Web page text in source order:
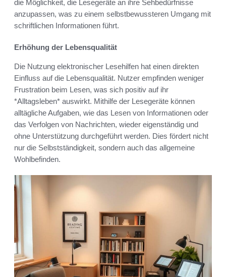
die Möglichkeit, die Lesegeräte an ihre Sehbedürfnisse
anzupassen, was zu einem selbstbewussteren Umgang mit
schriftlichen Informationen führt.
Erhöhung der Lebensqualität
Die Nutzung elektronischer Lesehilfen hat einen direkten
Einfluss auf die Lebensqualität. Nutzer empfinden weniger
Frustration beim Lesen, was sich positiv auf ihr
*Alltagsleben* auswirkt. Mithilfe der Lesegeräte können
alltägliche Aufgaben, wie das Lesen von Informationen oder
das Verfolgen von Nachrichten, wieder eigenständig und
ohne Unterstützung durchgeführt werden. Dies fördert nicht
nur die Selbstständigkeit, sondern auch das allgemeine
Wohlbefinden.